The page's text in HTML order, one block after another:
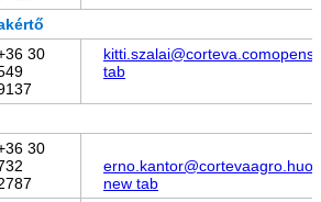
30
kitti.szalai@corteva.comopens
tab
30
erno.kantor@cortevaagro.hu
new tab